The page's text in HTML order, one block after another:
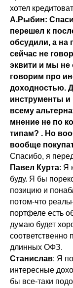
хотел
А.Рыбин:
перешел к
обсудили, а на
сейчас не
эквити и мы
говорим про
доходностью.
инструменты
всему
мнение не по
типам? . Но
вообще
Спасибо, я
Павел Курта: Я
буду. Я бы
позицию и
потом-что
портфеле есть
думаю будет
соответственно
длинных ОФЗ.
Станислав: Я
интересные
бы все-таки